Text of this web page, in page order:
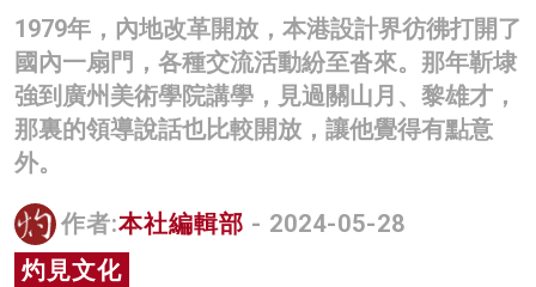
商業
科技
影片
名家榜
灼見活動
關於我們
1979年，內地改革開放，本港設計界彷彿打開了
國內一扇門，各種交流活動紛至沓來。那年靳埭
強到廣州美術學院講學，見過關山月、黎雄才，
那裏的領導說話也比較開放，讓他覺得有點意
外。
作者:本社編輯部 - 2024-05-28
灼見文化